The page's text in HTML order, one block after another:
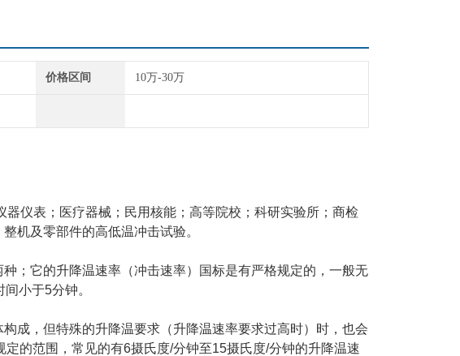
价格区间 10万-30万
仪表；医疗器械；民用核能；高等院校；科研实验所；商检
机及零部件的高低温冲击试验。
；它的升降温速率（冲击速率）国标是有严格规定的，一般无
间小于5分钟。
成，但特殊的升降温要求（升降温速率要求过高时）时，也会
定的范围，常见的有6摄氏度/分钟至15摄氏度/分钟的升降温速